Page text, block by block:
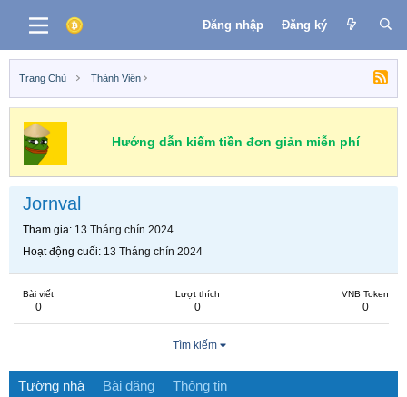
Đăng nhập Đăng ký
Trang Chủ Thành Viên
Hướng dẫn kiếm tiền đơn giản miễn phí
Jornval
Tham gia 13 Tháng chín 2024
Hoạt động cuối 13 Tháng chín 2024
Bài viết
0
Lượt thích
0
VNB Token
0
Tìm kiếm
Tường nhà Bài đăng Thông tin